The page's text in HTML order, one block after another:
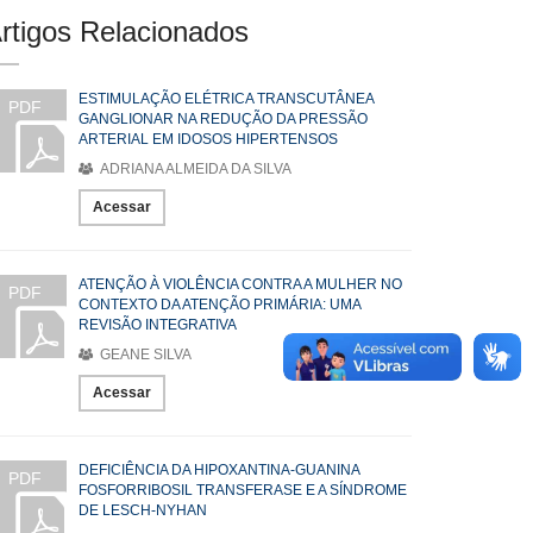
Relacionados
PDF
ESTIMULAÇÃO ELÉTRICA TRANSCUTÂNEA
GANGLIONAR NA REDUÇÃO DA PRESSÃO
ARTERIAL EM IDOSOS HIPERTENSOS
ADRIANA ALMEIDA DA SILVA
Acessar
PDF
ATENÇÃO À VIOLÊNCIA CONTRA A MULHER NO
CONTEXTO DA ATENÇÃO PRIMÁRIA: UMA
REVISÃO INTEGRATIVA
GEANE SILVA
Acessar
PDF
DEFICIÊNCIA DA HIPOXANTINA-GUANINA
FOSFORRIBOSIL TRANSFERASE E A SÍNDROME
DE LESCH-NYHAN